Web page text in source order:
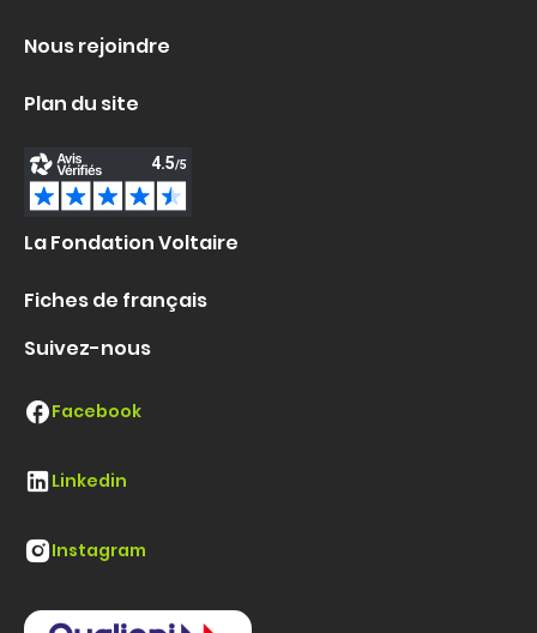
Nous rejoindre
Plan du site
La Fondation Voltaire
Fiches de français
Suivez-nous
Facebook
Linkedin
Instagram